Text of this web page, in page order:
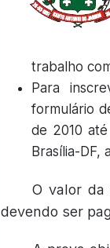
trabalho
Para
formulário
de 2010
Brasília-
O valor da
devendo ser